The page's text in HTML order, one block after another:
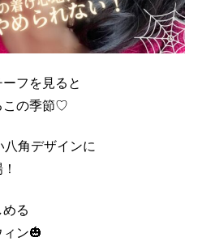
フを見ると
この季節♡
角デザインに
る
ン🎃